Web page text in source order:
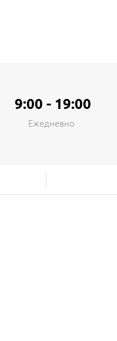
9:00 - 19:00
Ежедневно